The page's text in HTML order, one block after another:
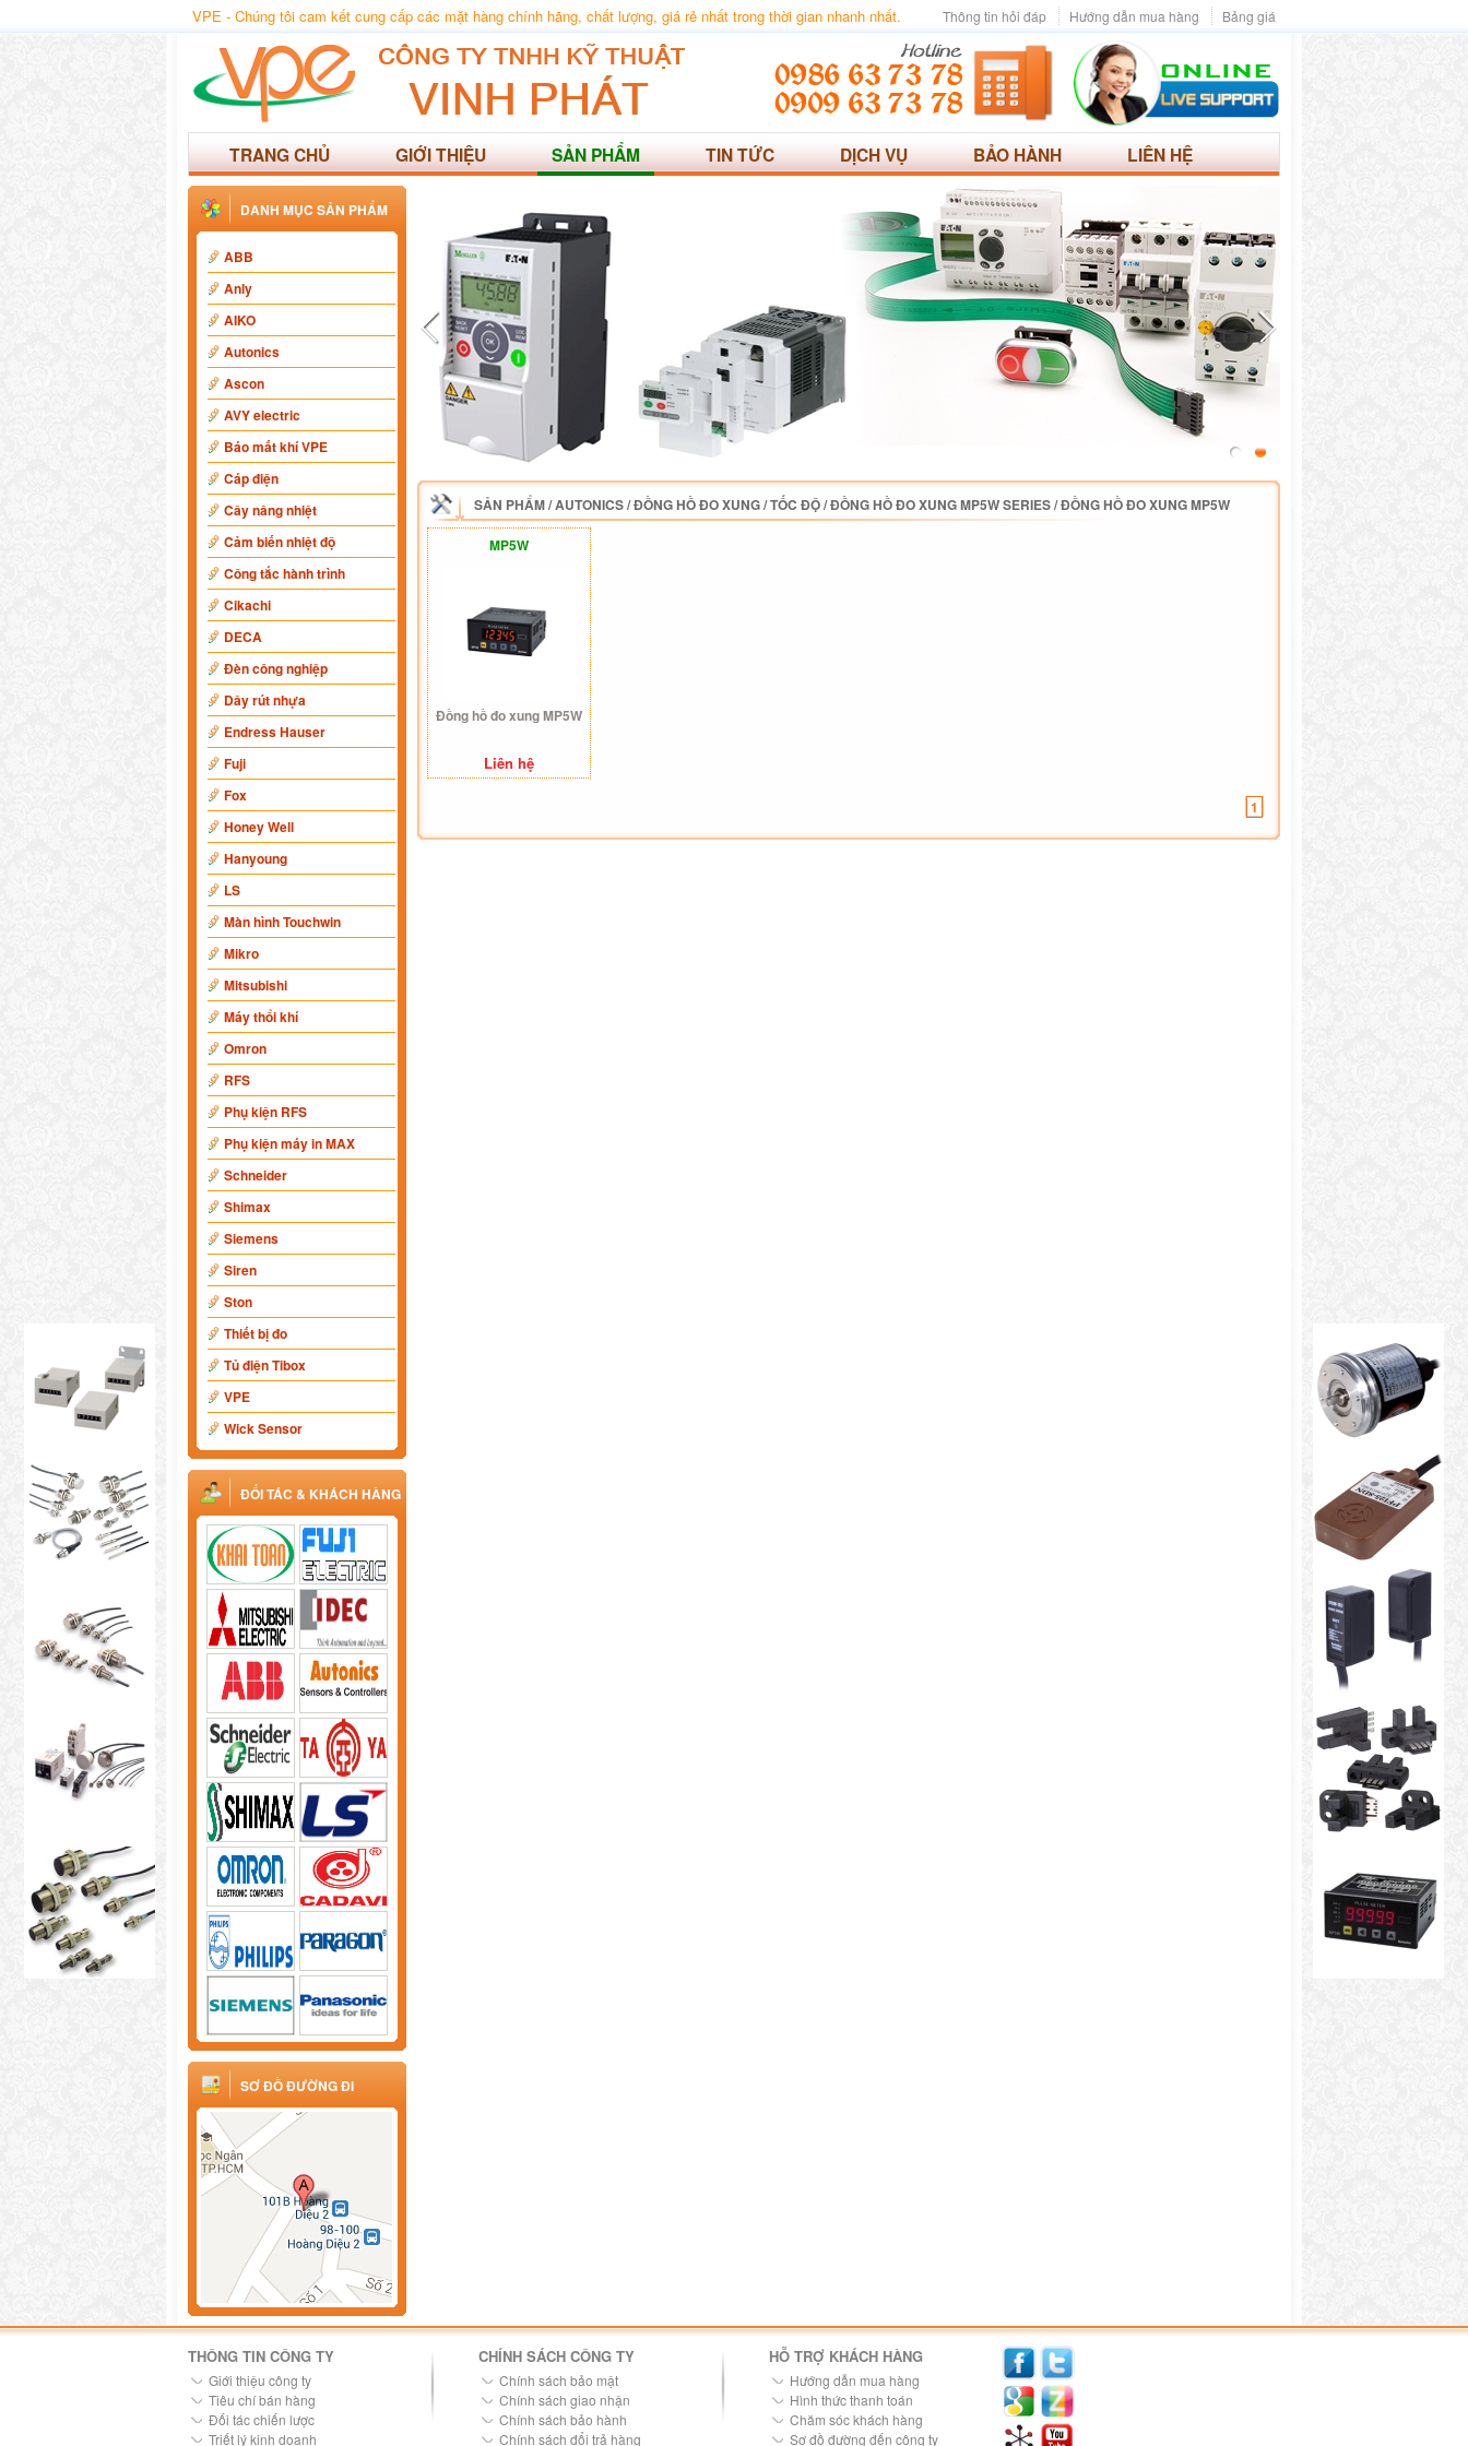
VPE - Chúng tôi cam kết cung cấp các mặt hàng chính hãng, chất lượng, giá rẻ nhất trong thời gian nhanh nhất. Bảng giá
Hướng dẫn mua hàng
Thông tin hỏi đáp
TRANG CHỦ GIỚI THIỆU SẢN PHẨM TIN TỨC DỊCH VỤ BẢO HÀNH LIÊN HỆ
DANH MỤC SẢN PHẨM
ABB
Anly
AIKO
Autonics
Ascon
AVY electric
Báo mất khí VPE
Cáp điện
Cây nâng nhiệt
Cảm biến nhiệt độ
Công tắc hành trình
Cikachi
DECA
Đèn công nghiệp
Dây rút nhựa
Endress Hauser
Fuji
Fox
Honey Well
Hanyoung
LS
Màn hình Touchwin
Mikro
Mitsubishi
Máy thổi khí
Omron
RFS
Phụ kiện RFS
Phụ kiện máy in MAX
Schneider
Shimax
Siemens
Siren
Ston
Thiết bị đo
Tủ điện Tibox
VPE
Wick Sensor
ĐỐI TÁC & KHÁCH HÀNG
SƠ ĐỒ ĐƯỜNG ĐI
SẢN PHẨM/AUTONICS/ĐỒNG HỒ ĐO XUNG / TỐC ĐỘ/ĐỒNG HỒ ĐO XUNG MP5W SERIES/ĐỒNG HỒ ĐO XUNG MP5W
MP5W
Đồng hồ đo xung MP5W
Liên hệ
1
THÔNG TIN CÔNG TY
Giới thiệu công ty
Tiêu chí bán hàng
Đối tác chiến lược
Triết lý kinh doanh
CHÍNH SÁCH CÔNG TY
Chính sách bảo mật
Chính sách giao nhận
Chính sách bảo hành
Chính sách đổi trả hàng
HỖ TRỢ KHÁCH HÀNG
Hướng dẫn mua hàng
Hình thức thanh toán
Chăm sóc khách hàng
Sơ đồ đường đến công ty